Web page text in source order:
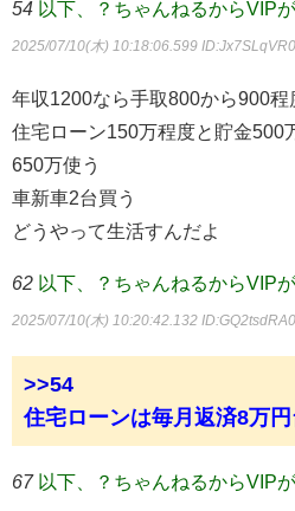
54 以下、？ちゃんねるからVIP
2025/07/10(木) 10:18:06.599
年収1200なら手取800から900程
住宅ローン150万程度と貯金500
650万使う
車新車2台買う
どうやって生活すんだよ
62 以下、？ちゃんねるからVIP
2025/07/10(木) 10:20:42.132
>>54
住宅ローンは毎月返済8万円
67 以下、？ちゃんねるからVIP